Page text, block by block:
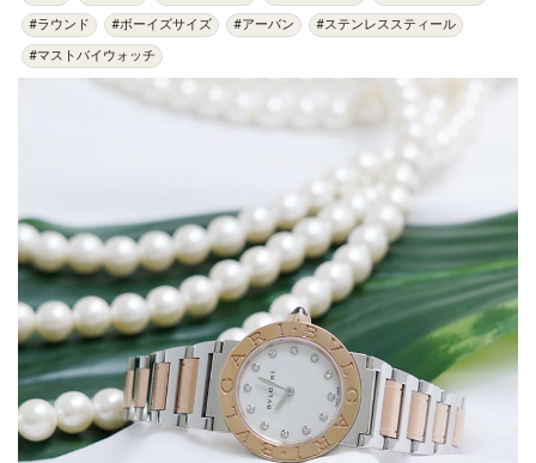
#ラウンド
#ボーイズサイズ #アーバン
#ステンレススティール
#マストバイウォッチ